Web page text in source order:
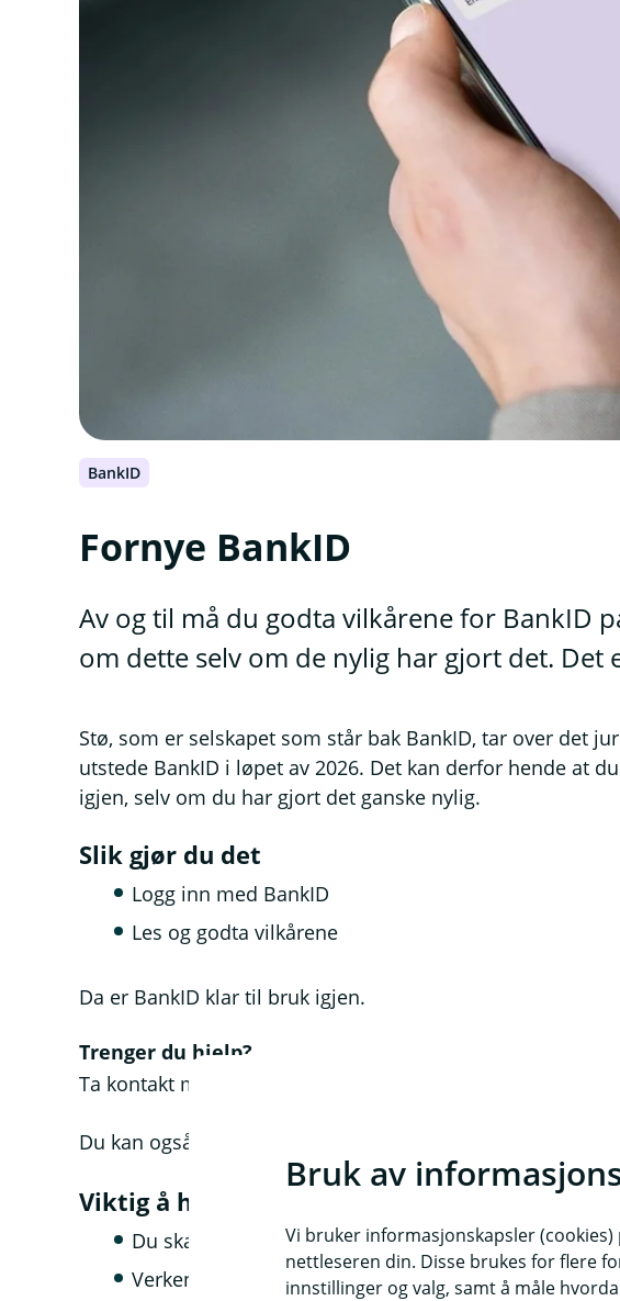
BankID
Fornye BankID
Av og til må du godta vilkårene for BankID
om dette selv om de nylig har gjort det.
Stø, som er selskapet som står bak BankID, tar over det
utstede BankID i løpet av 2026. Det kan derfor hende at
igjen, selv om du har gjort det ganske nylig.
Slik gjør du det
Logg inn med BankID
Les og godta vilkårene
Da er BankID klar til bruk igjen.
Trenger du hjelp?
Ta kontakt med oss hvis du er usikker eller har spørsmål.
Du kan også lese mer hos BankID:
Viktig å huske
Du skal aldri dele BankID-passord eller kode med
Verken banken eller andre vil be deg om dette
Bruk av
Vi bruker informasjonskapsler
nettleseren din. Disse brukes for flere
innstillinger og valg, samt å måle